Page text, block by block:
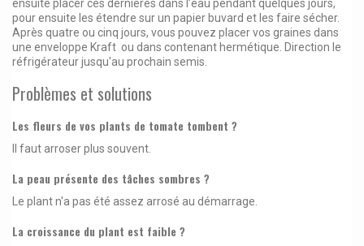
ensuite placer ces dernières dans l’eau pendant quelques jours,
pour ensuite les étendre sur un papier buvard et les faire sécher.
Après quatre ou cinq jours, vous pouvez placer vos graines dans
une enveloppe Kraft ou dans contenant hermétique. Direction le
réfrigérateur jusqu'au prochain semis.
Problèmes et solutions
Les fleurs de vos plants de tomate tombent ?
Il faut arroser plus souvent.
La peau présente des tâches sombres ?
Le plant n'a pas été assez arrosé au démarrage.
La croissance du plant est faible ?